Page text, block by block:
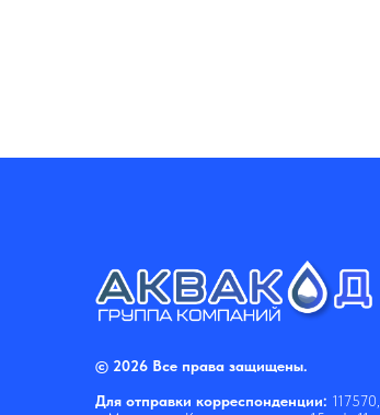
© 2026 Все права защищены.
Для отправки корреспонденции: 117570,